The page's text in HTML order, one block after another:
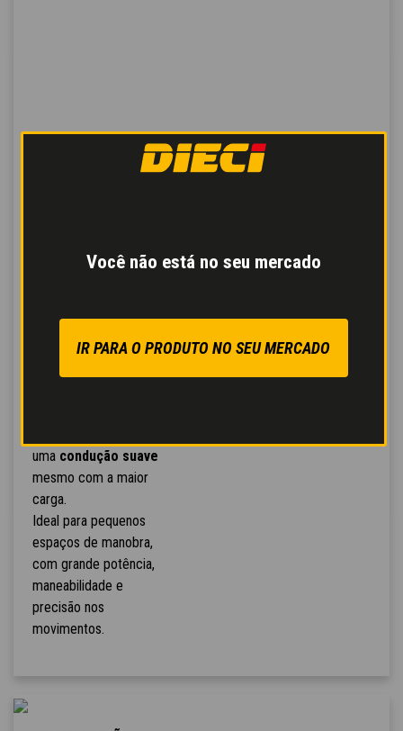
Você não está no seu mercado
IR PARA O PRODUTO NO SEU MERCADO
Ágil em espaços
pequenos, preciso em
uma condução suave
mesmo com a maior
carga.
Ideal para pequenos
espaços de manobra,
com grande potência,
maneabilidade e
precisão nos
movimentos.